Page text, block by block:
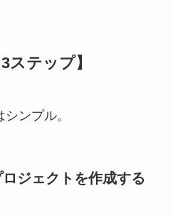
テップ】
ンプル。
ジェクトを作成する